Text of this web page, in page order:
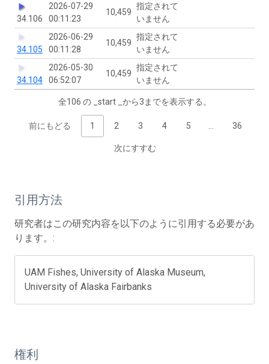
34.106
2026-07-29
00:11:23
10,459
指定されて
いません
34.105
2026-06-29
00:11:28
10,459
指定されて
いません
34.104
2026-05-30
06:52:07
10,459
指定されて
いません
全106 の _start _から3までを表示する。
前にもどる 1 2 3 4 5 36
次にすすむ
引用方法
研究者はこの研究内容を以下のように引用する必要があ
ります。:
UAM Fishes, University of Alaska Museum,
University of Alaska Fairbanks
権利